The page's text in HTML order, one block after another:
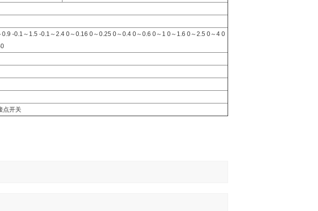
-0.1～1.5 -0.1～2.4 0～0.16 0～0.25 0～0.4 0～0.6 0～1 0～1.6 0～2.5 0～4 0
点开关